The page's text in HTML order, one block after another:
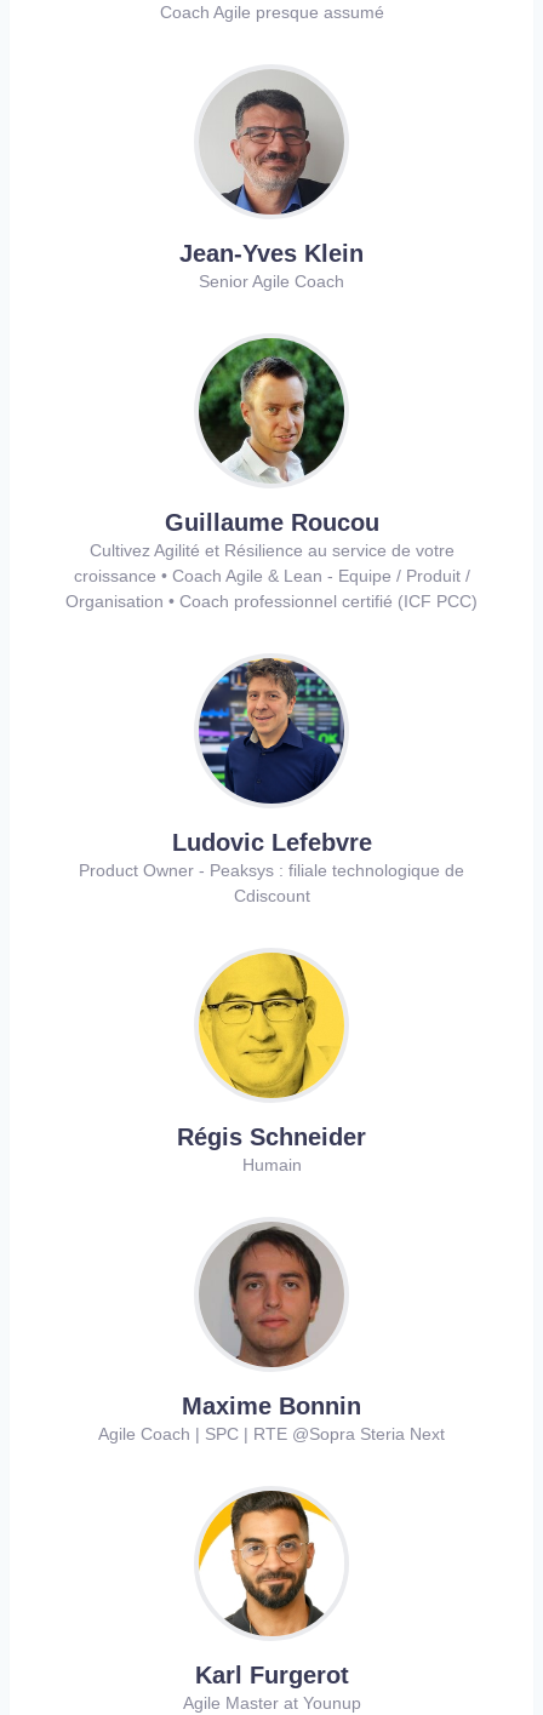
Coach Agile presque assumé
Jean-Yves Klein
Senior Agile Coach
Guillaume Roucou
Cultivez Agilité et Résilience au service de votre
croissance • Coach Agile & Lean - Equipe / Produit /
Organisation • Coach professionnel certifié (ICF PCC)
Ludovic Lefebvre
Product Owner - Peaksys : filiale technologique de
Cdiscount
Régis Schneider
Humain
Maxime Bonnin
Agile Coach | SPC | RTE @Sopra Steria Next
Karl Furgerot
Agile Master at Younup